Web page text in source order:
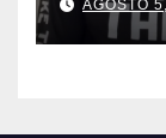
que
ilegal
AGOSTO